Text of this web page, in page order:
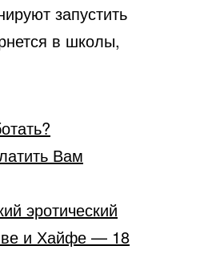
запустить
в школы,
Вам
эротический
и Хайфе — 18